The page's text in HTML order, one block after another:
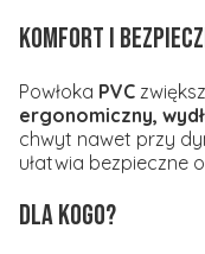
Komfort i
Powłoka PVC
ergonomiczny,
chwyt nawet przy
ułatwia bezpieczne
Dla kogo?